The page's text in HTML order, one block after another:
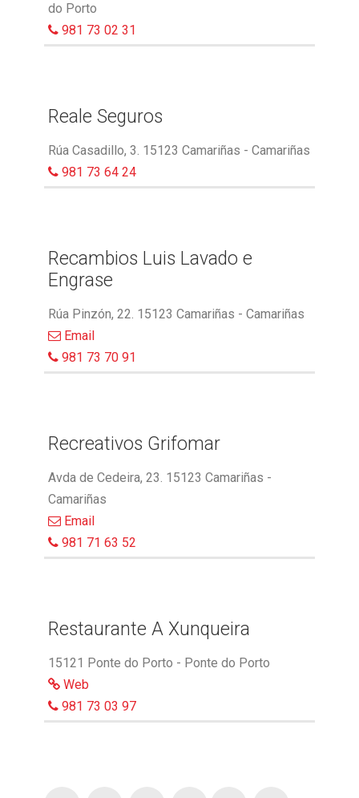
do Porto
981 73 02 31
Reale Seguros
Rúa Casadillo, 3. 15123 Camariñas - Camariñas
981 73 64 24
Recambios Luis Lavado e
Engrase
Rúa Pinzón, 22. 15123 Camariñas - Camariñas
Email
981 73 70 91
Recreativos Grifomar
Avda de Cedeira, 23. 15123 Camariñas -
Camariñas
Email
981 71 63 52
Restaurante A Xunqueira
15121 Ponte do Porto - Ponte do Porto
Web
981 73 03 97